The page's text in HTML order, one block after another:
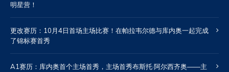
明星营！
更改赛历：10月4日首场主场比赛！在帕拉韦尔德与库内奥一起完成
了锦标赛首秀
A1赛历：库内奥首个主场首秀，主场首秀布斯托·阿尔西齐奥——主